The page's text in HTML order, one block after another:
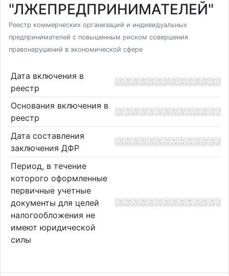
"ЛЖЕПРЕДПРИНИМАТЕЛЕЙ"
Реестр коммерческих организаций и индивидуальных
предпринимателей с повышенным риском совершения
правонарушений в экономической сфере
Дата включения в
реестр
Основания включения в
реестр
Дата составления
заключения ДФР
Период, в течение
которого оформленные
первичные учетные
документы для целей
налогообложения не
имеют юридической
силы